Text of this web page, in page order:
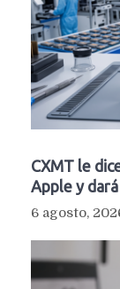
CXMT le
Apple y
6 agosto,